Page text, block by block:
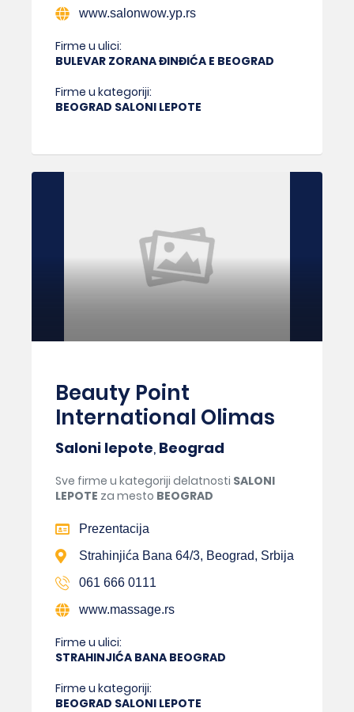
www.salonwow.yp.rs
Firme u ulici:
BULEVAR ZORANA ĐINĐIĆA E BEOGRAD
Firme u kategoriji:
BEOGRAD SALONI LEPOTE
Beauty Point
International Olimas
Saloni lepote, Beograd
Sve firme u kategoriji delatnosti SALONI
LEPOTE za mesto BEOGRAD
Prezentacija
Strahinjića Bana 64/3, Beograd, Srbija
061 666 0111
www.massage.rs
Firme u ulici:
STRAHINJIĆA BANA BEOGRAD
Firme u kategoriji:
BEOGRAD SALONI LEPOTE